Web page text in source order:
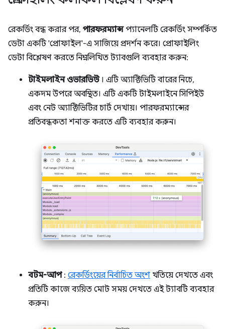
রেকর্ডিং বন্ধ করার পর, পারফরম্যান্সপ্যানেলটি রেকর্ডিং সম্পর্কিত
ডেটা একটি 'প্রোফাইল'-এ সাজিয়ে প্রদর্শন করে। প্রোফাইলিং
ডেটা বিশ্লেষণ করতে নিম্নলিখিত ট্যাবগুলি ব্যবহার করুন:
টাইমলাইন ওভারভিউ। এটি অ্যাক্টিভিটি বারের নিচে,
একদম উপরে অবস্থিত। এটি একটি টাইমলাইনে সিপিইউ
এবং নেট অ্যাক্টিভিটির চার্ট দেখায়। পারফরম্যান্সের
প্রতিবন্ধকতা শনাক্ত করতে এটি ব্যবহার করুন।
বটম-আপ: রেকর্ডিংয়ের নির্বাচিত অংশ খতিয়ে দেখতে এবং
প্রতিটি কাজে ব্যয়িত মোট সময় দেখতে এই ট্যাবটি ব্যবহার
করুন।